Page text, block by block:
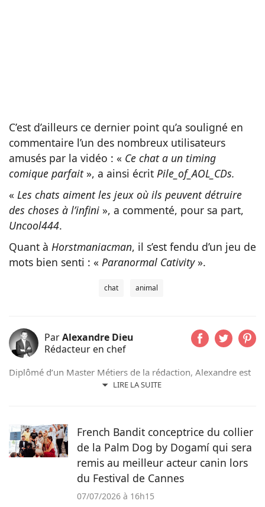
C’est d’ailleurs ce dernier point qu’a souligné en
commentaire l’un des nombreux utilisateurs
amusés par la vidéo : « Ce chat a un timing
comique parfait», a ainsi écrit Pile_of_AOL_CDs.
« Les chats aiment les jeux où ils peuvent détruire
des choses à l’infini », a commenté, pour sa part,
Uncool444.
Quant à Horstmaniacman, il s’est fendu d’un jeu de
mots bien senti : « Paranormal Cativity».
chat animal
ParAlexandre Dieu
Rédacteur en chef
LIRE LA SUITE
Diplômé d’un Master Métiers de la rédaction, Alexandre est
un amoureux des chiens depuis son plus jeune âge. Après
vous émouvoir et vous informer sur nos compagnons
préférés.
French Bandit conceptrice du collier
de la Palm Dog by Dogamí qui sera
remis au meilleur acteur canin lors
du Festival de Cannes
07/07/2026 à 16h15